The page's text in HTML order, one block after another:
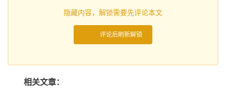
隐藏内容，解锁需要先评论本文
评论后刷新解锁
相关文章：